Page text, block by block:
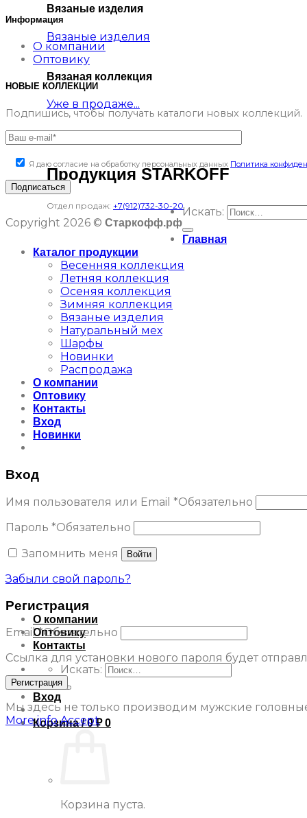
Вязаные изделия
Вязаные изделия
Вязаная коллекция
Уже в продаже...
Продукция STARKOFF
Отдел продаж: +7(912)732-30-20
О компании
Оптовику
Контакты
Искать:
Вход
Корзина /0₽ 0
Корзина пуста.
Информация
О компании
Оптовику
НОВЫЕ КОЛЛЕКЦИИ
Подпишись, чтобы получать каталоги новых коллекций.
Я даю согласие на обработку персональных данных Политика
Copyright 2026 © Старкофф.рф
Искать:
Главная
Каталог продукции
Весенняя коллекция
Летняя коллекция
Осеняя коллекция
Зимняя коллекция
Вязаные изделия
Натуральный мех
Шарфы
Новинки
Распродажа
О компании
Оптовику
Контакты
Вход
Новинки
Вход
Имя пользователя или Email *Обязательно
Пароль *Обязательно
Запомнить меня
Войти
Забыли свой пароль?
Регистрация
Email*Обязательно
Ссылка для установки нового пароля будет
Регистрация
Мы здесь не только производим мужские
More info Accept